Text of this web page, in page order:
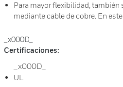
Para mayor flexibilidad,
mediante cable de cobre. En
_x000D_
Certificaciones:
_x000D_
UL